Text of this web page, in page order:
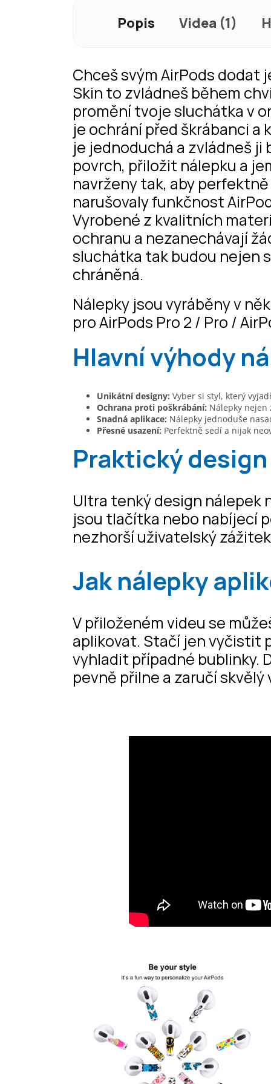
Popis Videa (1)
Chceš svým AirPods dodat
Skin to zvládneš během
promění tvoje sluchátka v
je ochrání před škrábanci
je jednoduchá a zvládneš
povrch, přiložit nálepku a
navrženy tak, aby
narušovaly funkčnost
Vyrobené z kvalitních
ochranu a nezanechávají
sluchátka tak budou nejen
chráněná.
Nálepky jsou vyráběny v
pro AirPods Pro 2 / Pro /
Hlavní výhody
Unikátní designy: Vyber si styl, který
Ochrana proti poškrábání: Nálepky nejen
Snadná aplikace: Nálepky jednoduše
Přesné usazení: Perfektně sedí a nijak
Praktický design
Ultra tenký design nálepek
jsou tlačítka nebo nabíjecí
nezhorší uživatelský
Jak nálepky
V přiloženém videu se
aplikovat. Stačí jen vyčistit
vyhladit případné bublinky.
pevně přilne a zaručí